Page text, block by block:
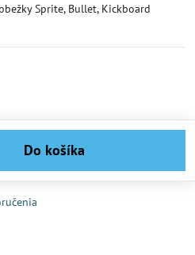
Sprite, Bullet, Kickboard
Do košíka